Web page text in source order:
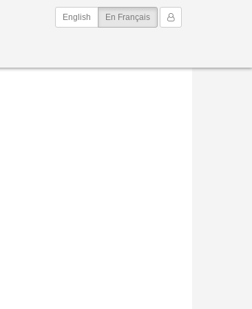
Mon Compte
English En Français(current)